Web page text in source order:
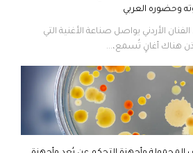
وحضوره العربي
الأردني يواصل صناعة الأغنية التي
هناك أغانٍ تُسمع،...